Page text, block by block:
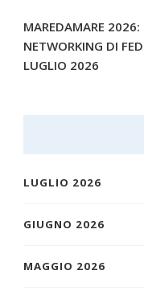
MAREDAMARE 2026:
NETWORKING DI
LUGLIO 2026
LUGLIO 2026
GIUGNO 2026
MAGGIO 2026